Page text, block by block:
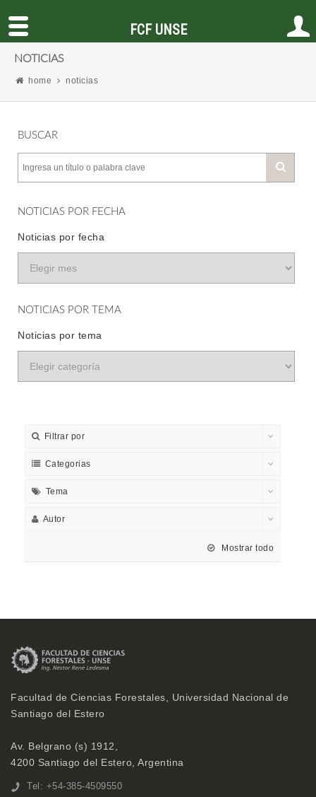
NOTICIAS
home noticias
BUSCAR
NOTICIAS POR FECHA
Noticias por fecha
NOTICIAS POR TEMA
Noticias por tema
Filtrar por
Categorias
Tema
Autor
Mostrar todo
Facultad de Ciencias Forestales, Universidad Nacional de
Santiago del Estero
Av. Belgrano (s) 1912,
4200 Santiago del Estero, Argentina
Tel: +54-385-4509550
FCF UNSE